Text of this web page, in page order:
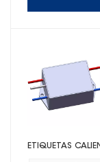
ETIQUETAS